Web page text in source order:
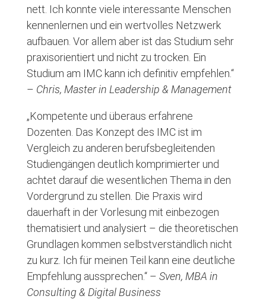
nett. Ich konnte viele interessante Menschen
kennenlernen und ein wertvolles Netzwerk
aufbauen. Vor allem aber ist das Studium sehr
praxisorientiert und nicht zu trocken. Ein
Studium am IMC kann ich definitiv empfehlen.“
– Chris, Master in Leadership & Management
„Kompetente und überaus erfahrene
Dozenten. Das Konzept des IMC ist im
Vergleich zu anderen berufsbegleitenden
Studiengängen deutlich komprimierter und
achtet darauf die wesentlichen Thema in den
Vordergrund zu stellen. Die Praxis wird
dauerhaft in der Vorlesung mit einbezogen
thematisiert und analysiert – die theoretischen
Grundlagen kommen selbstverständlich nicht
zu kurz. Ich für meinen Teil kann eine deutliche
Empfehlung aussprechen.“ – Sven, MBA in
Consulting & Digital Business